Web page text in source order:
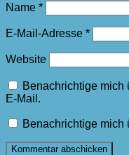
Name *
E-Mail-Adresse *
Website
Benachrichtige mich
E-Mail.
Benachrichtige mich